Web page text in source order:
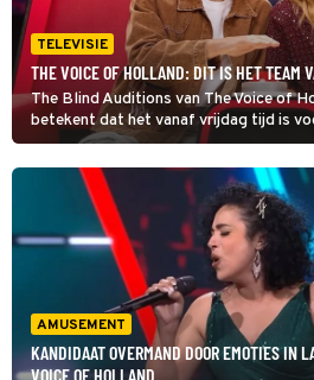
TELEVISIE
THE VOICE OF HOLLAND: DIT IS HET TEAM
The Blind Auditions van The Voice of
betekent dat het vanaf vrijdag tijd is
dus spannend voor alle deelnemers,
team van Suzan en Freek. Maar wie
AMUSEMENT
KANDIDAAT OVERMAND DOOR EMOTIES IN
VOICE OF HOLLAND